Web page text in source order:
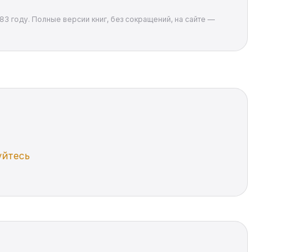
году. Полные версии книг, без сокращений, на сайте —